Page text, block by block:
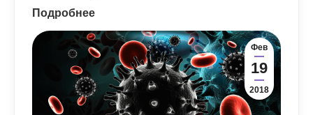
Подробнее
Фев
19
2018